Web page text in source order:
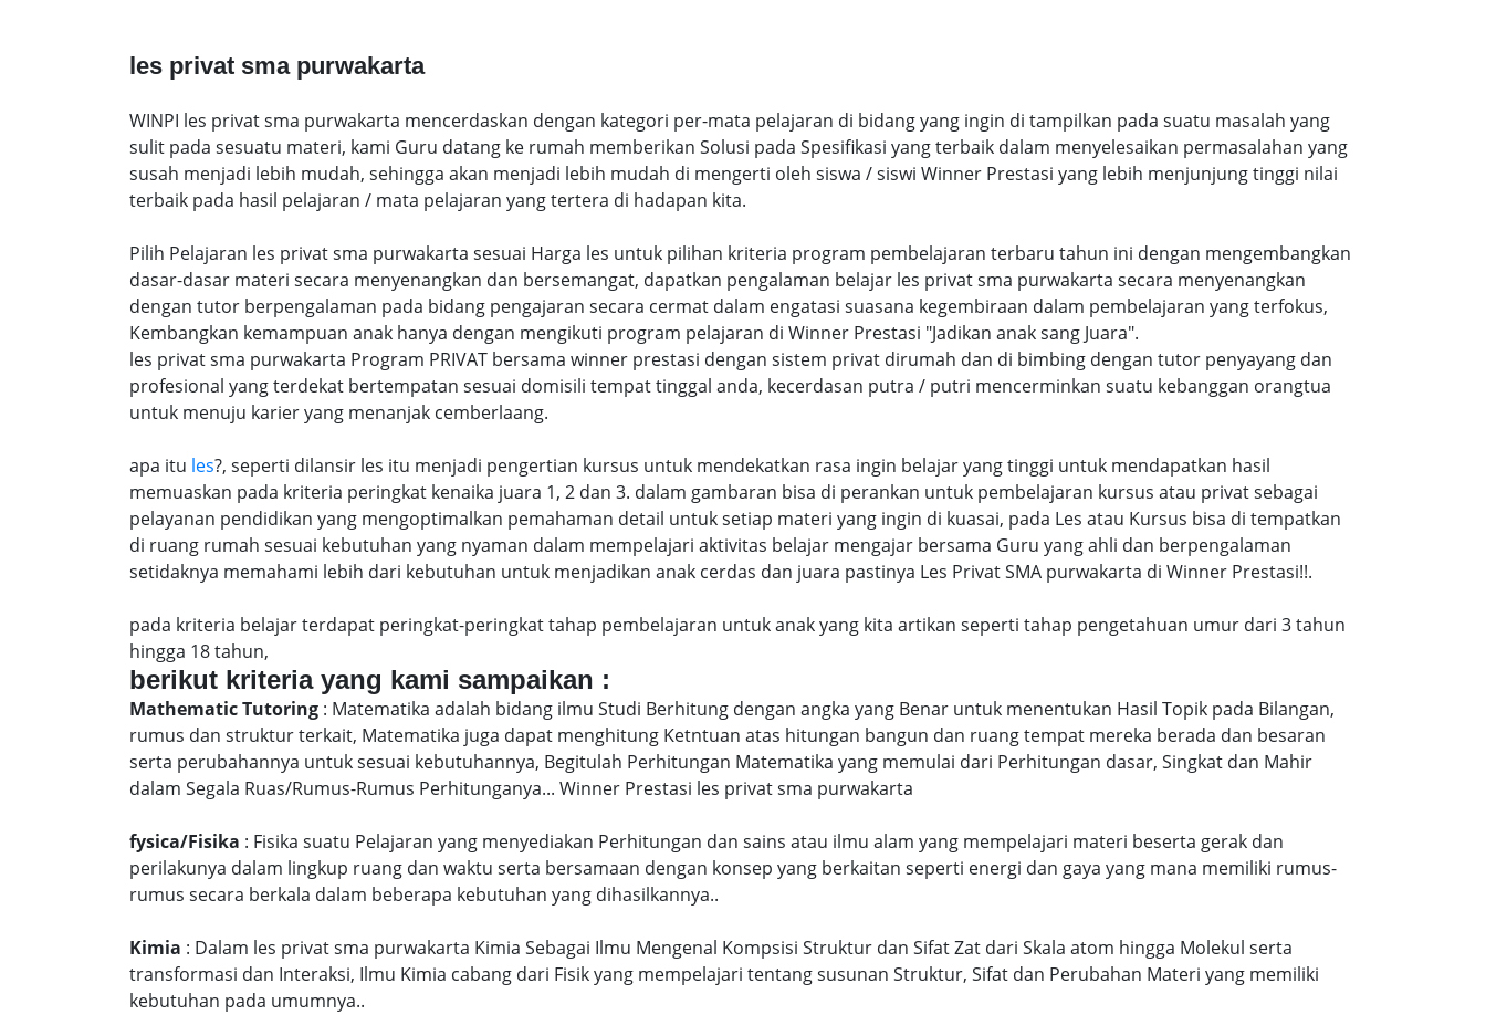
les privat sma purwakarta
WINPI les privat sma purwakarta mencerdaskan dengan kategori per-mata pelajaran di bidang yang ingin di tampilkan pada suatu masalah yang
sulit pada sesuatu materi, kami Guru datang ke rumah memberikan Solusi pada Spesifikasi yang terbaik dalam menyelesaikan permasalahan yang
susah menjadi lebih mudah, sehingga akan menjadi lebih mudah di mengerti oleh siswa / siswi Winner Prestasi yang lebih menjunjung tinggi nilai
terbaik pada hasil pelajaran / mata pelajaran yang tertera di hadapan kita.
Pilih Pelajaran les privat sma purwakarta sesuai Harga les untuk pilihan kriteria program pembelajaran terbaru tahun ini dengan mengembangkan
dasar-dasar materi secara menyenangkan dan bersemangat, dapatkan pengalaman belajar les privat sma purwakarta secara menyenangkan
dengan tutor berpengalaman pada bidang pengajaran secara cermat dalam engatasi suasana kegembiraan dalam pembelajaran yang terfokus,
Kembangkan kemampuan anak hanya dengan mengikuti program pelajaran di Winner Prestasi "Jadikan anak sang Juara".
les privat sma purwakarta Program PRIVAT bersama winner prestasi dengan sistem privat dirumah dan di bimbing dengan tutor penyayang dan
profesional yang terdekat bertempatan sesuai domisili tempat tinggal anda, kecerdasan putra / putri mencerminkan suatu kebanggan orangtua
untuk menuju karier yang menanjak cemberlaang.
apa itu les?, seperti dilansir les itu menjadi pengertian kursus untuk mendekatkan rasa ingin belajar yang tinggi untuk mendapatkan hasil
memuaskan pada kriteria peringkat kenaika juara 1, 2 dan 3. dalam gambaran bisa di perankan untuk pembelajaran kursus atau privat sebagai
pelayanan pendidikan yang mengoptimalkan pemahaman detail untuk setiap materi yang ingin di kuasai, pada Les atau Kursus bisa di tempatkan
di ruang rumah sesuai kebutuhan yang nyaman dalam mempelajari aktivitas belajar mengajar bersama Guru yang ahli dan berpengalaman
setidaknya memahami lebih dari kebutuhan untuk menjadikan anak cerdas dan juara pastinya Les Privat SMA purwakarta di Winner Prestasi!!.
pada kriteria belajar terdapat peringkat-peringkat tahap pembelajaran untuk anak yang kita artikan seperti tahap pengetahuan umur dari 3 tahun
hingga 18 tahun,
berikut kriteria yang kami sampaikan :
Mathematic Tutoring : Matematika adalah bidang ilmu Studi Berhitung dengan angka yang Benar untuk menentukan Hasil Topik pada Bilangan,
rumus dan struktur terkait, Matematika juga dapat menghitung Ketntuan atas hitungan bangun dan ruang tempat mereka berada dan besaran
serta perubahannya untuk sesuai kebutuhannya, Begitulah Perhitungan Matematika yang memulai dari Perhitungan dasar, Singkat dan Mahir
dalam Segala Ruas/Rumus-Rumus Perhitunganya... Winner Prestasi les privat sma purwakarta
fysica/Fisika : Fisika suatu Pelajaran yang menyediakan Perhitungan dan sains atau ilmu alam yang mempelajari materi beserta gerak dan
perilakunya dalam lingkup ruang dan waktu serta bersamaan dengan konsep yang berkaitan seperti energi dan gaya yang mana memiliki rumus-
rumus secara berkala dalam beberapa kebutuhan yang dihasilkannya..
Kimia : Dalam les privat sma purwakarta Kimia Sebagai Ilmu Mengenal Kompsisi Struktur dan Sifat Zat dari Skala atom hingga Molekul serta
transformasi dan Interaksi, Ilmu Kimia cabang dari Fisik yang mempelajari tentang susunan Struktur, Sifat dan Perubahan Materi yang memiliki
kebutuhan pada umumnya..